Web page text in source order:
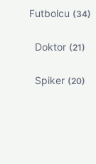
Futbolcu (34)
Doktor (21)
Spiker (20)